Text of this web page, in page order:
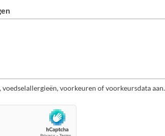
voedselallergieën, voorkeuren of voorkeursdata aan.